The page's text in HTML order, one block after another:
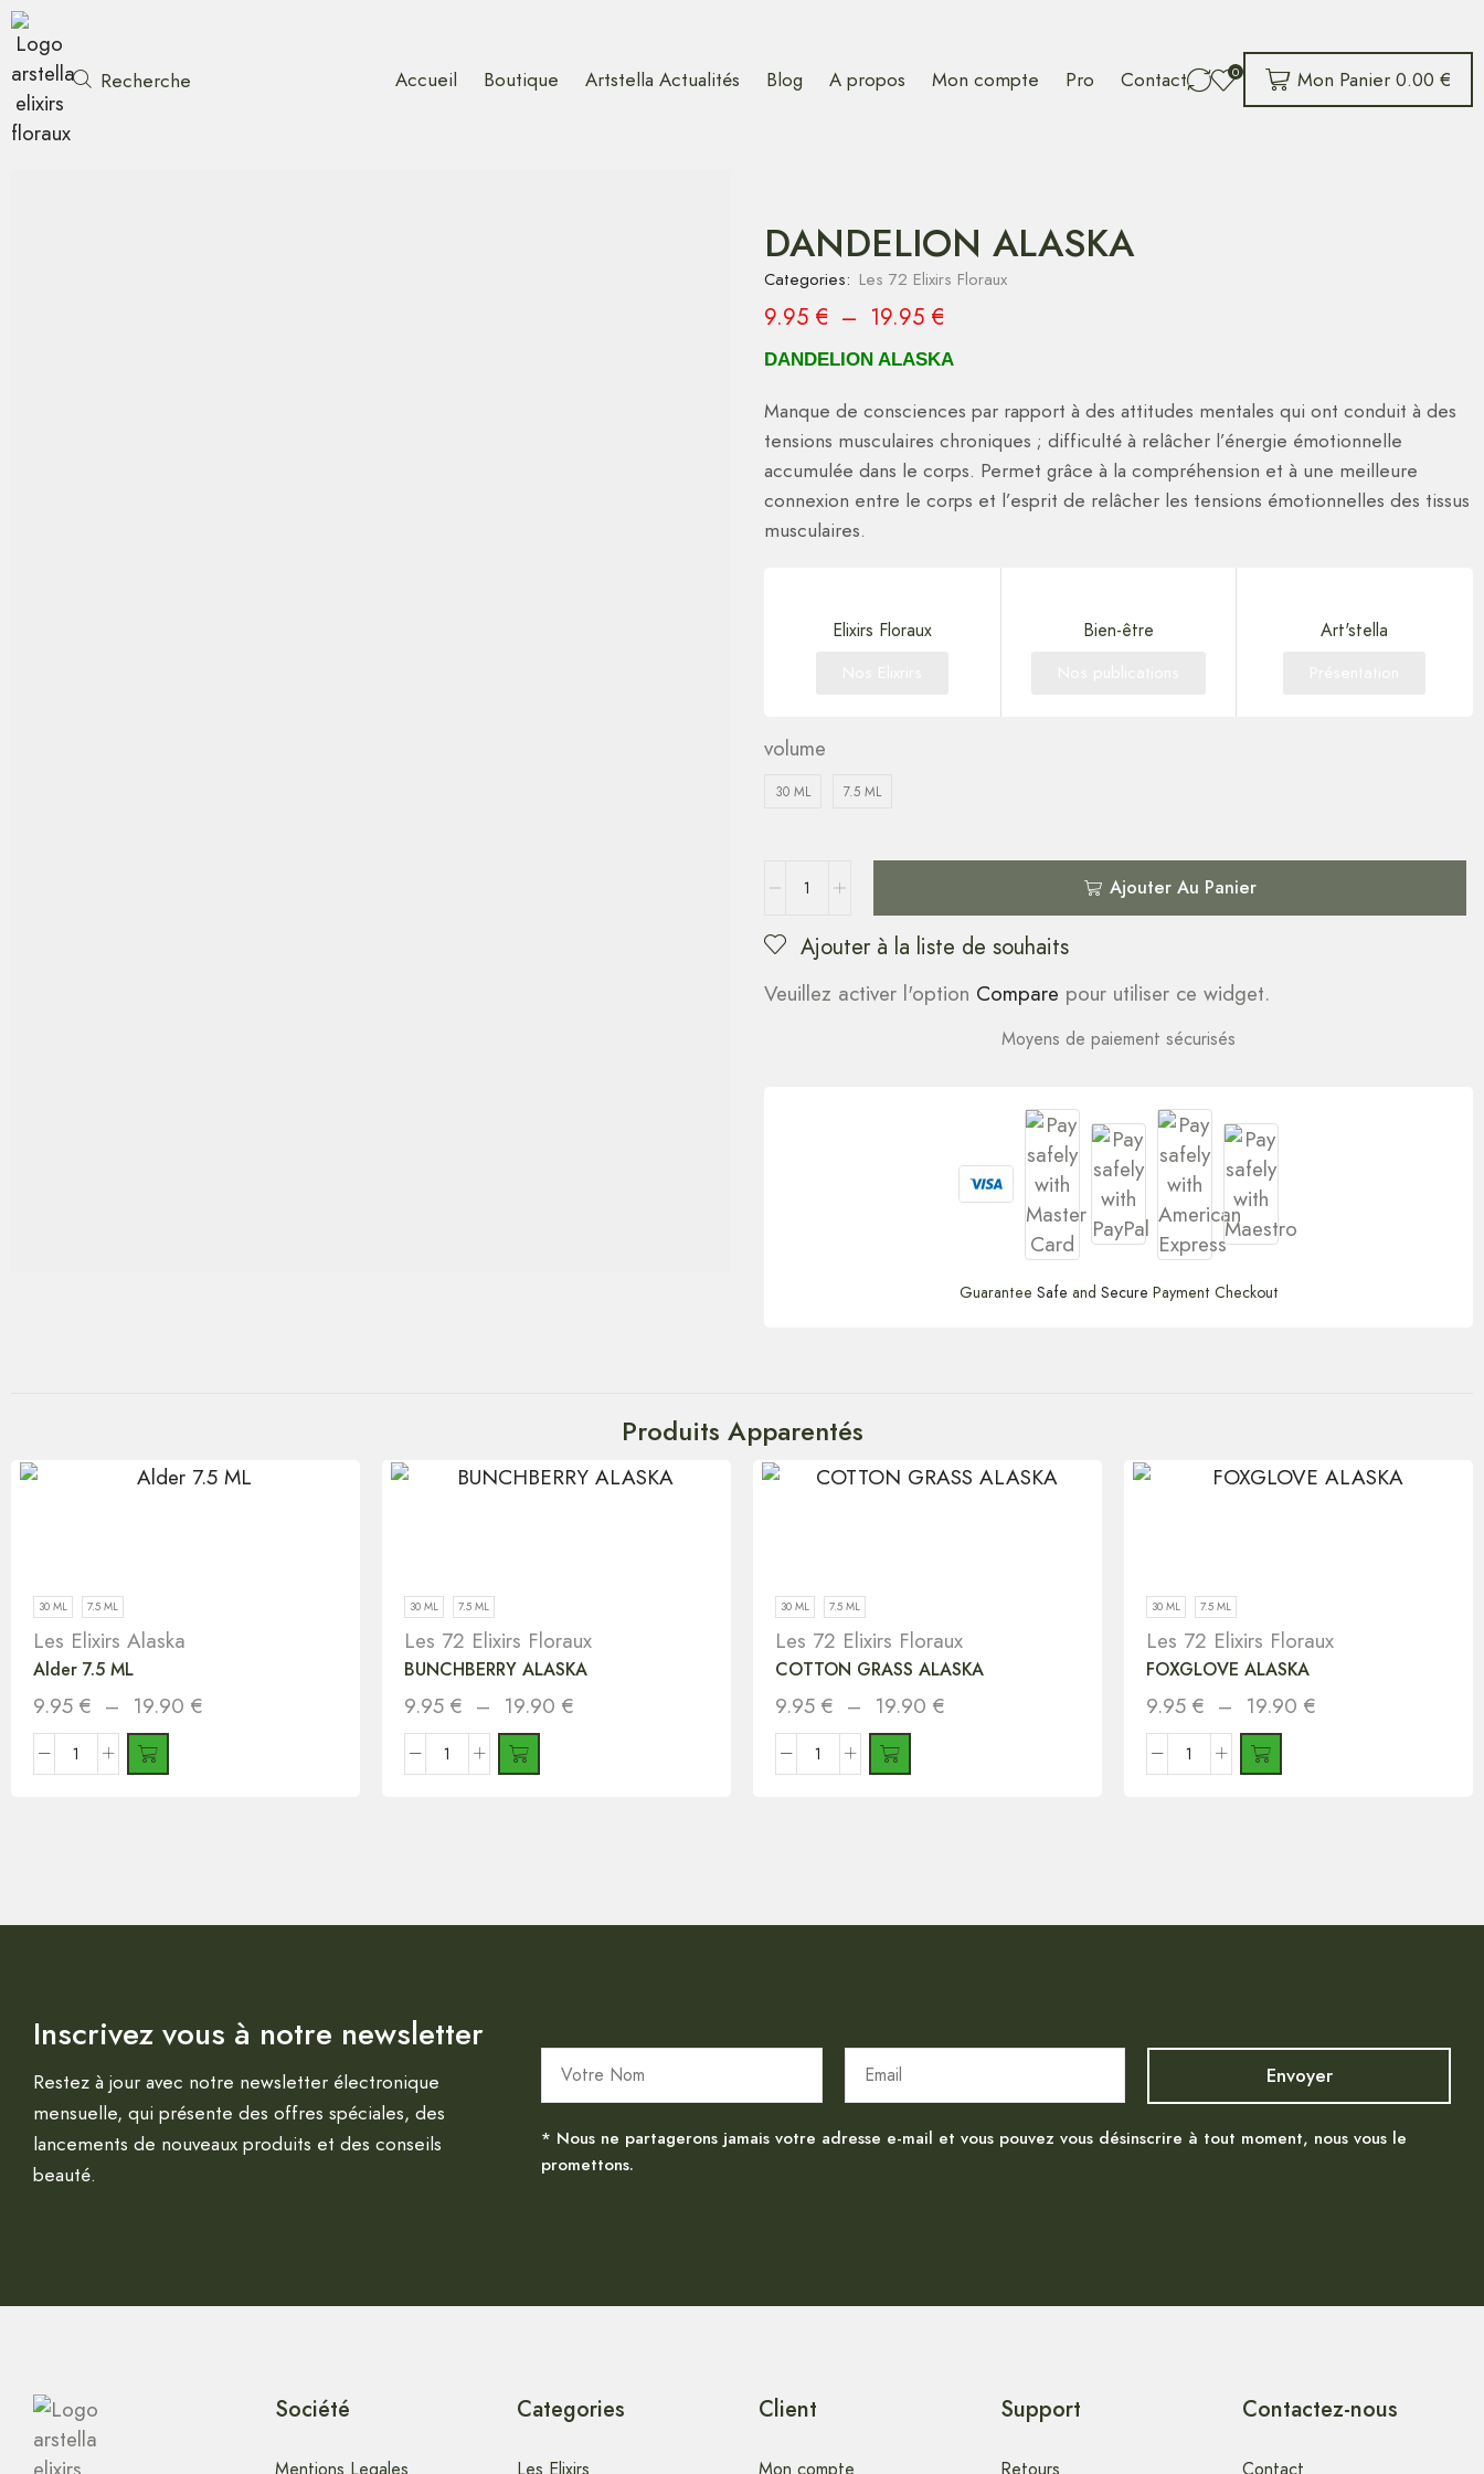
Recherche Accueil Boutique Artstella Actualités Blog A propos Mon compte Pro Contact 0 Mon Panier 0.00 €
DANDELION ALASKA
Categories: Les 72 Elixirs Floraux
9.95 € – 19.95 €
DANDELION ALASKA
Manque de consciences par rapport à des attitudes mentales qui ont conduit à des
tensions musculaires chroniques ; difficulté à relâcher l’énergie émotionnelle
accumulée dans le corps. Permet grâce à la compréhension et à une meilleure
connexion entre le corps et l’esprit de relâcher les tensions émotionnelles des tissus
musculaires.
Elixirs Floraux Bien-être Art'stella
volume
30 ML 7.5 ML
Ajouter Au Panier
Ajouter à la liste de souhaits
Veuillez activer l'option Compare pour utiliser ce widget.
Moyens de paiement sécurisés
Guarantee Safe and Secure Payment Checkout
Produits Apparentés
30 ML 7.5 ML
Les Elixirs Alaska
Alder 7.5 ML
9.95 € – 19.90 €
30 ML 7.5 ML
Les 72 Elixirs Floraux
BUNCHBERRY ALASKA
9.95 € – 19.90 €
30 ML 7.5 ML
Les 72 Elixirs Floraux
COTTON GRASS ALASKA
9.95 € – 19.90 €
30 ML 7.5 ML
Les 72 Elixirs Floraux
FOXGLOVE ALASKA
9.95 € – 19.90 €
Inscrivez vous à notre newsletter
Restez à jour avec notre newsletter électronique
mensuelle, qui présente des offres spéciales, des
lancements de nouveaux produits et des conseils
beauté.
* Nous ne partagerons jamais votre adresse e-mail et vous pouvez vous désinscrire à tout moment, nous vous le
promettons.
Société Categories Client Support Contactez-nous